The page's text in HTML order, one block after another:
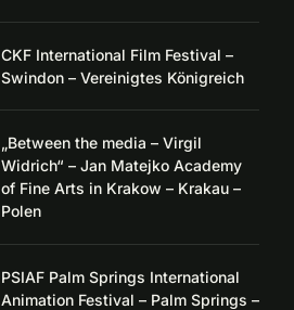
CKF International Film Festival –
Swindon – Vereinigtes Königreich
„Between the media – Virgil
Widrich“ – Jan Matejko Academy
of Fine Arts in Krakow – Krakau –
Polen
PSIAF Palm Springs International
Animation Festival – Palm Springs –